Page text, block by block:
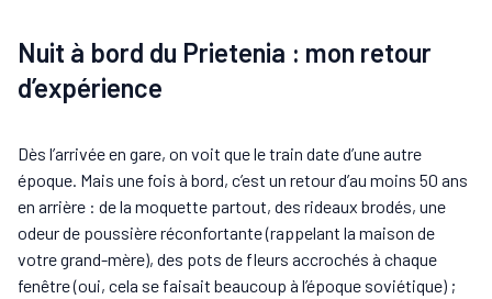
Nuit à bord du Prietenia : mon retour
d’expérience
Dès l’arrivée en gare, on voit que le train date d’une autre
époque. Mais une fois à bord, c’est un retour d’au moins 50 ans
en arrière : de la moquette partout, des rideaux brodés, une
odeur de poussière réconfortante (rappelant la maison de
votre grand-mère), des pots de fleurs accrochés à chaque
fenêtre (oui, cela se faisait beaucoup à l’époque soviétique) ;